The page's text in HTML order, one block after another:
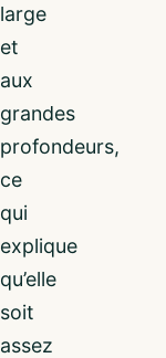
large
et
aux
grandes
profondeurs,
ce
qui
explique
qu’elle
soit
assez